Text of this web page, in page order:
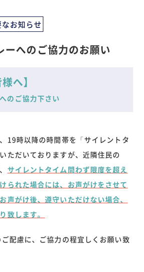
お知らせ
ーへのご協力のお願い
へ】
のご協力下さい
19時以降の時間帯を「サイレントタ
ただいておりますが、近隣住民の
サイレントタイム問わず限度を超え
られた場合には、お声がけをさせて
声がけ後、遵守いただけない場合、
致します。
配慮に、ご協力の程宜しくお願い致